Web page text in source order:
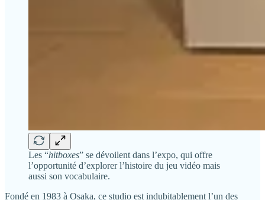
Les “hitboxes” se dévoilent dans l’expo, qui offre
l’opportunité d’explorer l’histoire du jeu vidéo mais
aussi son vocabulaire.
Fondé en 1983 à Osaka, ce studio est indubitablement l’un des